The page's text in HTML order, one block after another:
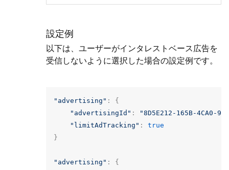
設定例
以下は、ユーザーがインタレストベース広告を
受信しないように選択した場合の設定例です。
"advertising" :
{
"advertisingId" :
"8D5E212-165B-4CA0-
"limitAdTracking" :
true
}
"advertising" :
{